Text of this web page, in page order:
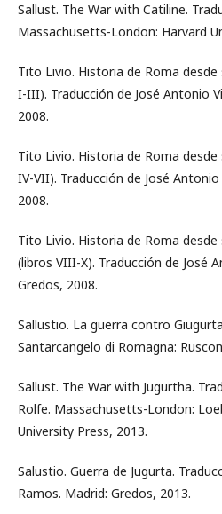
Sallust. The War with Catiline.
Massachusetts-London: Harvard
Tito Livio. Historia de Roma desde
I-III). Traducción de José Antonio
2008.
Tito Livio. Historia de Roma
IV-VII). Traducción de José
2008.
Tito Livio. Historia de Roma
(libros VIII-X). Traducción de José
Gredos, 2008.
Sallustio. La guerra contro
Santarcangelo di Romagna:
Sallust. The War with Jugurtha.
Rolfe. Massachusetts-London:
University Press, 2013.
Salustio. Guerra de Jugurta.
Ramos. Madrid: Gredos, 2013.